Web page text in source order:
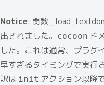
Notice: 関数
出されました。 cocoon ド
した。これは通常、プラグ
早すぎるタイミングで実行
訳は init アクション以降